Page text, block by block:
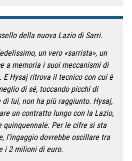
della nuova Lazio di Sarri.
un vero «sarrista», un
a memoria i suoi meccanismi di
E Hysaj ritrova il tecnico con cui è
di sé, toccando picchi di
di lui, non ha più raggiunto. Hysaj,
un contratto lungo con la Lazio,
quinquennale. Per le cifre si sta
l’ingaggio dovrebbe oscillare tra
i 2 milioni di euro.